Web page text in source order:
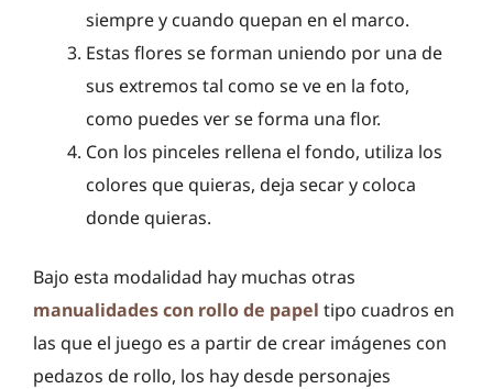
siempre y cuando quepan en el marco.
Estas flores se forman uniendo por una de
sus extremos tal como se ve en la foto,
como puedes ver se forma una flor.
Con los pinceles rellena el fondo, utiliza los
colores que quieras, deja secar y coloca
donde quieras.
Bajo esta modalidad hay muchas otras
manualidades con rollo de papel tipo cuadros en
las que el juego es a partir de crear imágenes con
pedazos de rollo, los hay desde personajes